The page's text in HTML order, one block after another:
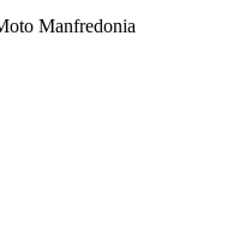
Manfredonia